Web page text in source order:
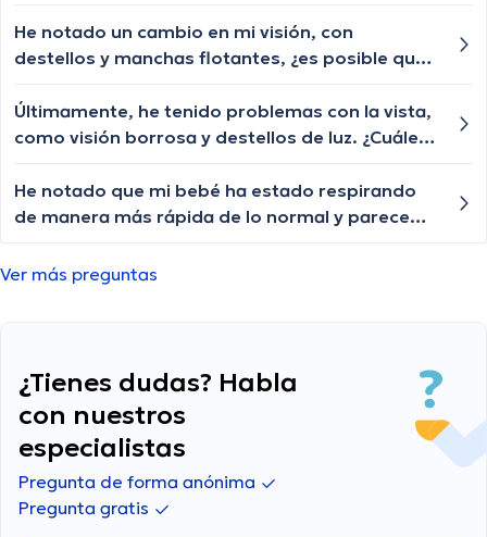
provocando estos síntomas y si hay algún tipo
de tratamiento o manejo que pueda seguir
He notado un cambio en mi visión, con
destellos y manchas flotantes, ¿es posible que
Últimamente, he tenido problemas con la vista,
como visión borrosa y destellos de luz. ¿Cuáles
problemas oculares?
He notado que mi bebé ha estado respirando
de manera más rápida de lo normal y parece
¿Es posible que esto esté relacionado con algún
Ver más preguntas
¿Tienes dudas? Habla
con nuestros
especialistas
Pregunta de forma anónima
Pregunta gratis